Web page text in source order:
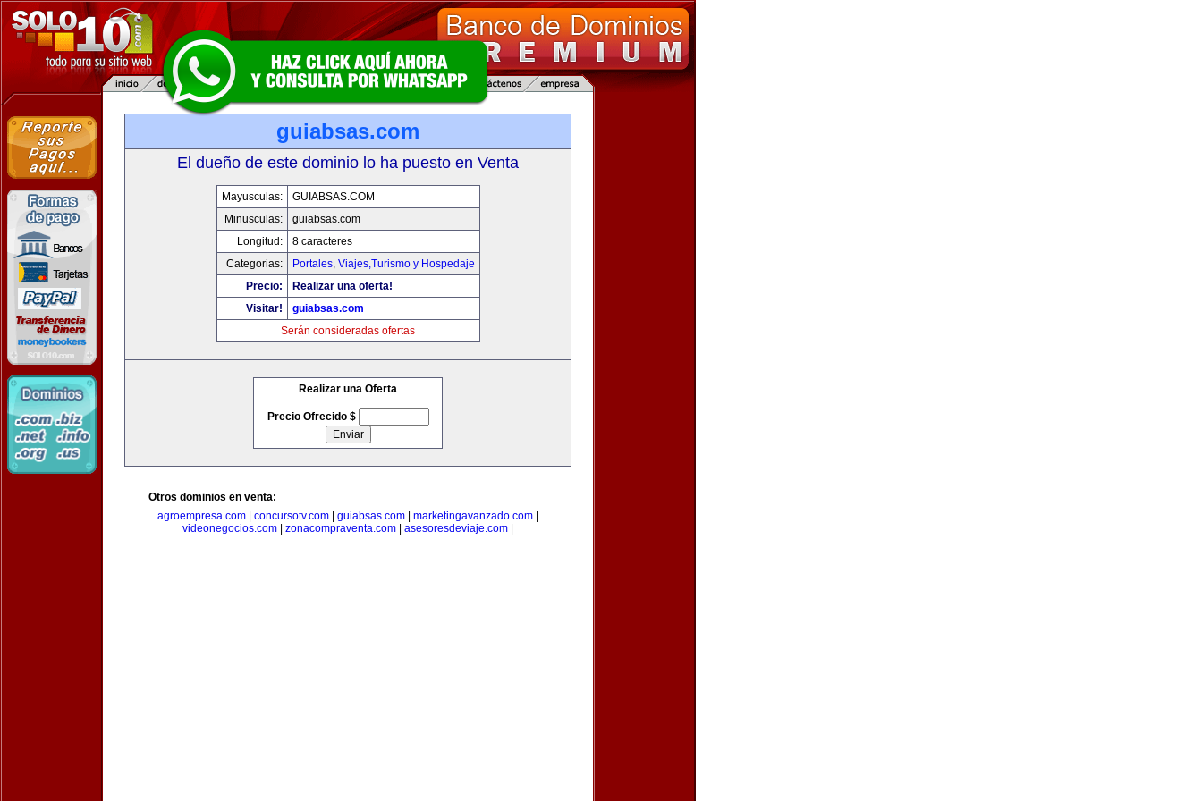
guiabsas.com
El dueño de este dominio lo ha puesto en Venta
Mayusculas:
GUIABSAS.COM
Minusculas:
guiabsas.com
Longitud:
8 caracteres
Categorias:
Portales, Viajes,Turismo y Hospedaje
Precio:
Realizar una oferta!
Visitar!
guiabsas.com
Serán consideradas ofertas
Realizar una Oferta
Precio Ofrecido $
Otros dominios en venta:
agroempresa.com
concursotv.com guiabsas.com marketingavanzado.com
videonegocios.com
zonacompraventa.com asesoresdeviaje.com